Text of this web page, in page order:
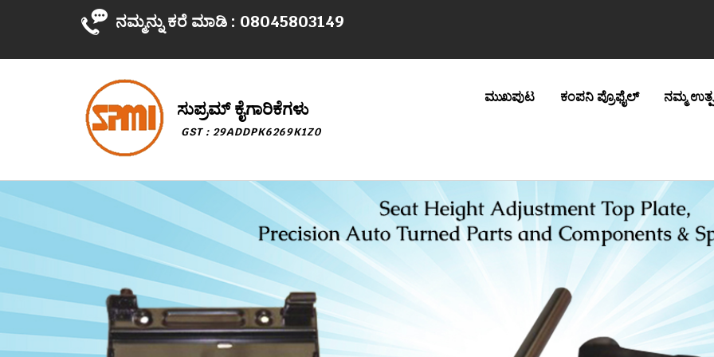
ನಮ್ಮನ್ನು ಕರೆ ಮಾಡಿ : 08045803149
ಸುಪ್ರಮ್ ಕೈಗಾರಿಕೆಗಳು
GST : 29ADDPK6269K1Z0
ಮುಖಪುಟ ಕಂಪನಿ ಪ್ರೊಫೈಲ್ ನಮ್ಮ